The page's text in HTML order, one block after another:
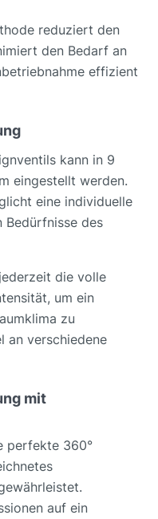
reduziert den
den Bedarf an
effizient
kann in 9
eingestellt werden.
eine individuelle
Bedürfnisse des
die volle
um ein
zu
an verschiedene
mit
perfekte 360°
auf ein